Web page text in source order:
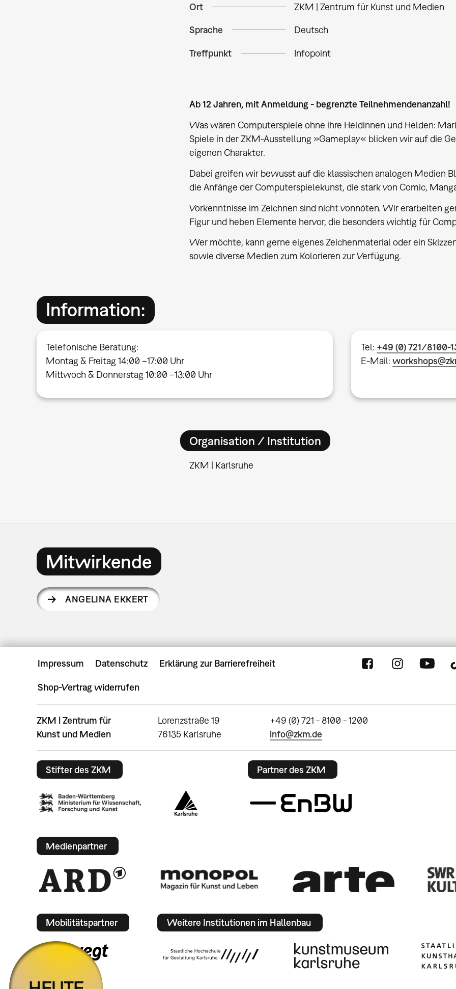
Ort ZKM | Zentrum für Kunst und Medien
Sprache Deutsch
Treffpunkt Infopoint
Ab 12 Jahren, mit Anmeldung - begrenzte Teilnehmendenanzahl!
Was wären Computerspiele ohne ihre Heldinnen und Helden:
Spiele in der ZKM-Ausstellung »Gameplay« blicken wir auf die
eigenen Charakter.
Dabei greifen wir bewusst auf die klassischen analogen Medien
die Anfänge der Computerspielekunst, die stark von Comic,
Vorkenntnisse im Zeichnen sind nicht vonnöten. Wir erarbeiten
Figur und heben Elemente hervor, die besonders wichtig für
Wer möchte, kann gerne eigenes Zeichenmaterial oder ein
sowie diverse Medien zum Kolorieren zur Verfügung.
Information:
Telefonische Beratung:
Montag & Freitag 14:00 –17:00 Uhr
Mittwoch & Donnerstag 10:00 –13:00 Uhr
Tel: +49 (0) 721/8100-
E-Mail:
Organisation / Institution
ZKM | Karlsruhe
Mitwirkende
ANGELINA EKKERT
Impressum Datenschutz Erklärung zur Barrierefreiheit
Shop-Vertrag widerrufen
ZKM | Zentrum für
Kunst und Medien
Lorenzstraße 19
76135 Karlsruhe
+49 (0) 721 - 8100 - 1200
info@zkm.de
Stifter des ZKM Partner des ZKM
Medienpartner
Mobilitätspartner Weitere Institutionen im Hallenbau